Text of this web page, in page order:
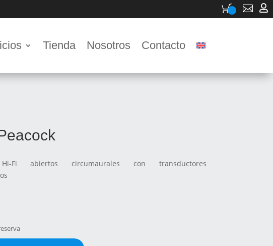
 
Tienda Nosotros Contacto
Fi abiertos circumaurales con transductores